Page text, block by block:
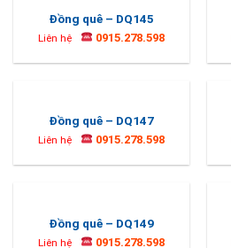
Đồng quê – DQ145
Liên hệ 0915.278.598
Đồng quê – DQ147
Liên hệ 0915.278.598
Đồng quê – DQ149
Liên hệ 0915.278.598